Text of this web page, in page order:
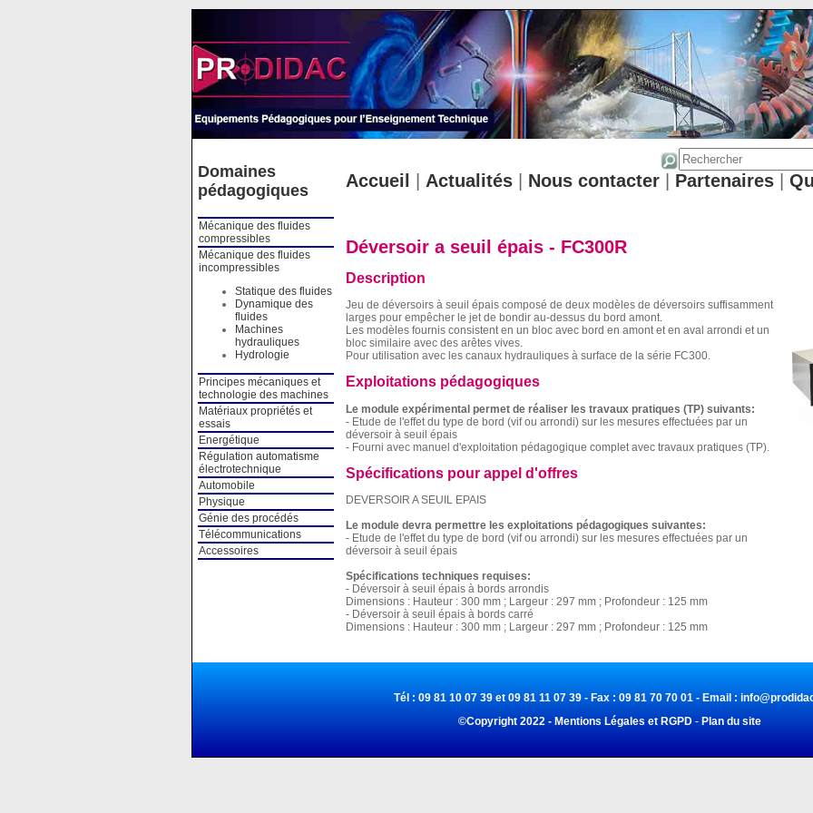
Domaines
pédagogiques
Mécanique des fluides
compressibles
Mécanique des fluides
incompressibles
Statique des fluides
Dynamique des
fluides
Machines
hydrauliques
Hydrologie
Principes mécaniques et
technologie des machines
Matériaux propriétés et
essais
Energétique
Régulation automatisme
électrotechnique
Automobile
Physique
Génie des procédés
Télécommunications
Accessoires
Accueil Actualités| Nous contacter| Partenaires|
Déversoir a seuil épais - FC300R
Description
Jeu de déversoirs à seuil épais composé de deux modèles de déversoirs suffisamment
larges pour empêcher le jet de bondir au-dessus du bord amont.
Les modèles fournis consistent en un bloc avec bord en amont et en aval arrondi et un
bloc similaire avec des arêtes vives.
Pour utilisation avec les canaux hydrauliques à surface de la série FC300.
Exploitations pédagogiques
Le module expérimental permet de réaliser les travaux pratiques (TP) suivants:
- Etude de l'effet du type de bord (vif ou arrondi) sur les mesures effectuées par un
déversoir à seuil épais
- Fourni avec manuel d'exploitation pédagogique complet avec travaux pratiques (TP).
Spécifications pour appel d'offres
DEVERSOIR A SEUIL EPAIS
Le module devra permettre les exploitations pédagogiques suivantes:
- Etude de l'effet du type de bord (vif ou arrondi) sur les mesures effectuées par un
déversoir à seuil épais
Spécifications techniques requises:
- Déversoir à seuil épais à bords arrondis
Dimensions : Hauteur : 300 mm ; Largeur : 297 mm ; Profondeur : 125 mm
- Déversoir à seuil épais à bords carré
Dimensions : Hauteur : 300 mm ; Largeur : 297 mm ; Profondeur : 125 mm
Tél : 09 81 10 07 39 et 09 81 11 07 39 - Fax : 09 81 70 70 01 - Email :
©Copyright 2022 - Mentions Légales et RGPD - Plan du site